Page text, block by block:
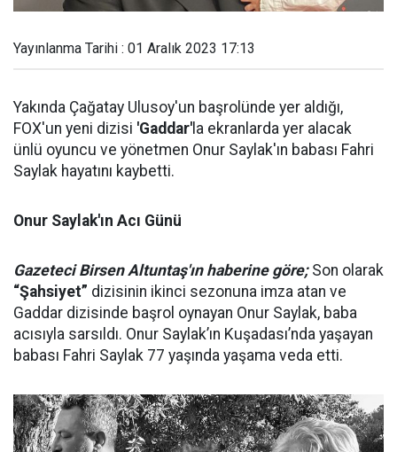
Yayınlanma Tarihi : 01 Aralık 2023 17:13
Yakında Çağatay Ulusoy'un başrolünde yer aldığı,
FOX'un yeni dizisi 'Gaddar' la ekranlarda yer alacak
ünlü oyuncu ve yönetmen Onur Saylak'ın babası Fahri
Saylak hayatını kaybetti.
Onur Saylak'ın Acı Günü
Gazeteci Birsen Altuntaş'ın haberine göre;Son olarak
“Şahsiyet” dizisinin ikinci sezonuna imza atan ve
Gaddar dizisinde başrol oynayan Onur Saylak, baba
acısıyla sarsıldı. Onur Saylak’ın Kuşadası’nda yaşayan
babası Fahri Saylak 77 yaşında yaşama veda etti.